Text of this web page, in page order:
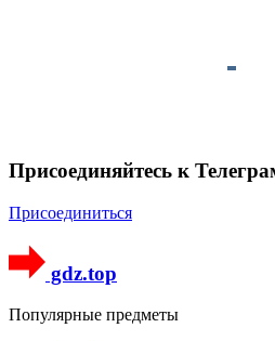
Присоединяйтесь к
Присоединиться
gdz.top
Популярные предметы